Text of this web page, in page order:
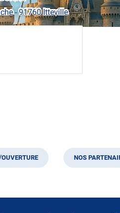
-91760 Itteville
NOS